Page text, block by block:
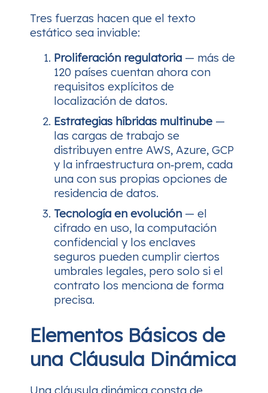
Tres fuerzas hacen que el texto
estático sea inviable:
Proliferación regulatoria — más de
120 países cuentan ahora con
requisitos explícitos de
localización de datos.
Estrategias híbridas multinube —
las cargas de trabajo se
distribuyen entre AWS, Azure, GCP
y la infraestructura on‑prem, cada
una con sus propias opciones de
residencia de datos.
Tecnología en evolución — el
cifrado en uso, la computación
confidencial y los enclaves
seguros pueden cumplir ciertos
umbrales legales, pero solo si el
contrato los menciona de forma
precisa.
Elementos Básicos de
una Cláusula Dinámica
Una cláusula dinámica consta de